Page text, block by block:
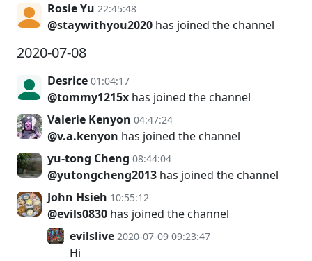
Rosie Yu 22:45:48
@staywithyou2020 has joined the channel
2020-07-08
Desrice 01:04:17
@tommy1215x has joined the channel
Valerie Kenyon 04:47:24
@v.a.kenyon has joined the channel
yu-tong Cheng 08:44:04
@yutongcheng2013 has joined the channel
John Hsieh 10:55:12
@evils0830 has joined the channel
evilslive 2020-07-09 09:23:47
Hi